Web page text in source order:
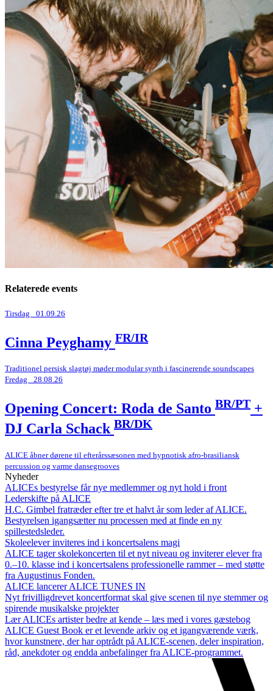
Relaterede events
Tirsdag _01.09.26
Cinna Peyghamy FR/IR
Traditionel persisk slagtøj møder modular synth i fascinerende soundscapes
Fredag _28.08.26
Opening Concert: Roda de Santo BR/PT +
DJ Carla Schack BR/DK
ALICE åbner dørene til efterårssæsonen med hypnotisk afro-brasiliansk
percussion og varme dansegrooves
Nyheder
ALICEs bestyrelse får nye medlemmer og nyt hold i front
Lederskifte på ALICE
H.C. Gimbel fratræder efter tre et halvt år som leder af ALICE.
Bestyrelsen igangsætter nu processen med at finde en ny
spillestedsleder.
Skoleelever inviteres ind i koncertsalens magi
ALICE tager skolekoncerten til et nyt niveau og inviterer elever fra
0.–10. klasse ind i koncertsalens professionelle rammer – med støtte
fra Augustinus Fonden.
ALICE lancerer ALICE TUNES IN
Nyt frivilligdrevet koncertformat skal give scenen til nye stemmer og
spirende musikalske projekter
Lær ALICEs artister bedre at kende – læs med i vores gæstebog
ALICE Guest Book er et levende arkiv og et igangværende værk,
hvor kunstnere, der har optrådt på ALICE-scenen, deler inspiration,
råd, anekdoter og endda anbefalinger fra ALICE-programmet.